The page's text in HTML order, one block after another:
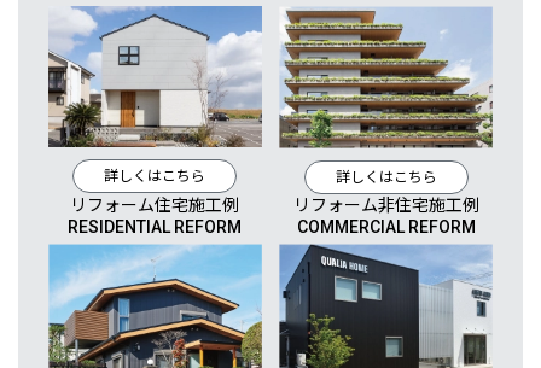
詳しくはこちら 詳しくはこちら
リフォーム住宅施工例
RESIDENTIAL REFORM
リフォーム非住宅施工例
COMMERCIAL REFORM